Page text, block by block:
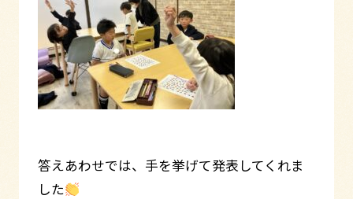
答えあわせでは、手を挙げて発表してくれま
した